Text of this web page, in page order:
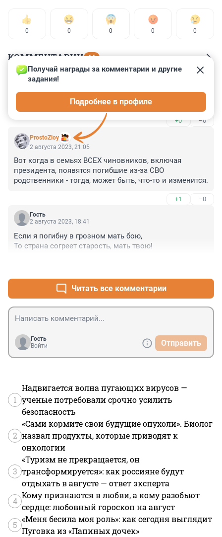
0 0 0 0 0
КОММЕНТАРИИ 44
Гость
+0 –0
ProstoZloy
Получай награды за комментарии и другие
задания!
Подробнее в профиле
2 августа 2023, 21:05
Вот когда в семьях ВСЕХ чиновников, включая
президента, появятся погибшие из-за СВО
родственники - тогда, может быть, что-то и изменится.
+1 –0
Гость
2 августа 2023, 18:41
Если я погибну в грозном мать бою,
То страна согреет старость, мать твою!
Читать все комментарии
Гость
Войти
Отправить
1
Надвигается волна пугающих вирусов —
ученые потребовали срочно усилить
безопасность
2
«Сами кормите свои будущие опухоли». Биолог
назвал продукты, которые приводят к
онкологии
3
«Туризм не прекращается, он
трансформируется»: как россияне будут
отдыхать в августе — ответ эксперта
4
Кому признаются в любви, а кому разобьют
сердце: любовный гороскоп на август
5
«Меня бесила моя роль»: как сегодня выглядит
Пуговка из «Папиных дочек»